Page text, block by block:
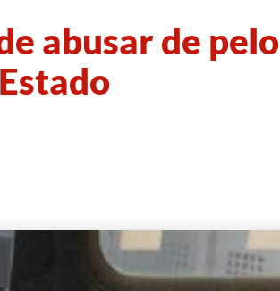
abusar de pelo